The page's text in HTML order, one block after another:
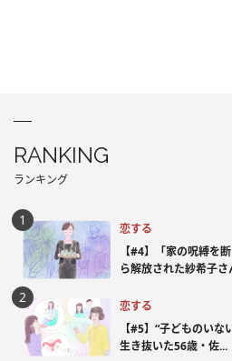
RANKING
ランキング
恋する
【#4】「家の呪縛を
ら解放された紗希子さ
恋する
【#5】“子どものい
生き抜いた56歳・佐...